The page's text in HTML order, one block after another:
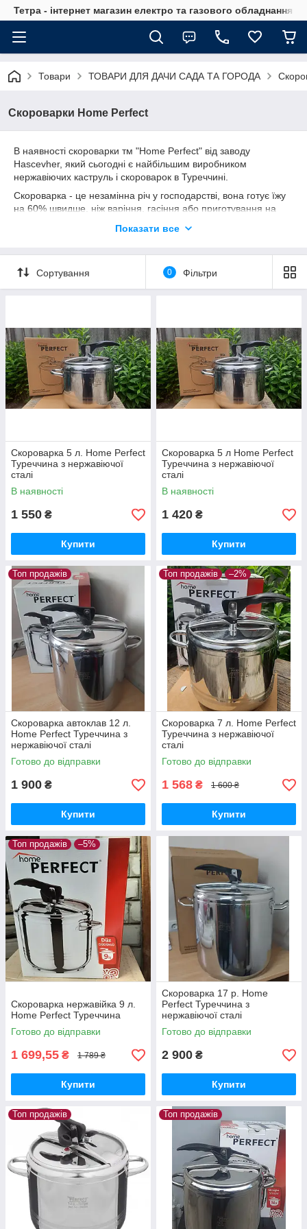
Тетра - інтернет магазин електро та газового обладнання,
Товари ТОВАРИ ДЛЯ ДАЧИ САДА ТА ГОРОДА
Скороварки Home Perfect
В наявності скороварки тм "Home Perfect" від заводу
Hascevher, який сьогодні є найбільшим виробником
нержавіючих каструль і скороварок в Туреччині.
Скороварка - це незамінна річ у господарстві, вона готує їжу
на 60% швидше, ніж варіння, гасіння або приготування на
витрату енергії та більш короткий час приготування!
Вона також стане цінним подарунком для людей, які
займаються дистиляцією напоїв
Показати все
Сортування 0 Фільтри
Скороварка 5 л. Home Perfect
Туреччина з нержавіючої
сталі
В наявності
1 550 ₴
Купити
Скороварка 5 л Home Perfect
Туреччина з нержавіючої
сталі
В наявності
1 420 ₴
Купити
Топ продажів
Скороварка автоклав 12 л.
Home Perfect Туреччина з
нержавіючої сталі
Готово до відправки
1 900 ₴
Купити
Топ продажів –2%
Скороварка 7 л. Home Perfect
Туреччина з нержавіючої
сталі
Готово до відправки
1 568 ₴ 1 600 ₴
Купити
Топ продажів –5%
Скороварка нержавійка 9 л.
Home Perfect Туреччина
Готово до відправки
1 699,55 ₴ 1 789 ₴
Купити
Скороварка 17 р. Home
Perfect Туреччина з
нержавіючої сталі
Готово до відправки
2 900 ₴
Купити
Топ продажів Топ продажів